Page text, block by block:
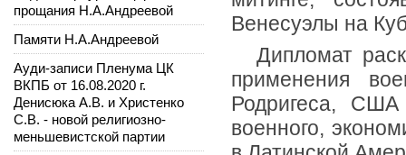
Венесуэлы на
Дипломат
применения
Родригеса, США
военного,
прощания Н.А.Андреевой
Памяти Н.А.Андреевой
Ауди-записи Пленума ЦК
ВКПБ от 16.08.2020 г.
Денисюка А.В. и Христенко
С.В. - новой религиозно-
меньшевистской партии